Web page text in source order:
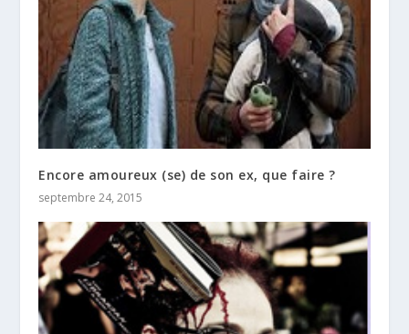
Encore amoureux (se) de son ex, que faire ?
septembre 24, 2015